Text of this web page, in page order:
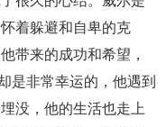
着躲避和自卑的克
带来的成功和希望，
是非常幸运的，他遇到
没，他的生活也走上